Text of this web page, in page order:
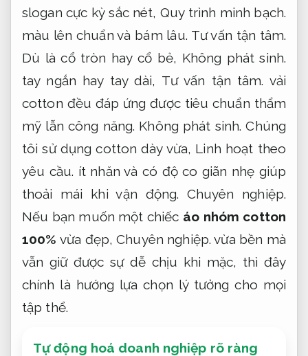
slogan cực kỳ sắc nét, Quy trình minh bạch.
màu lên chuẩn và bám lâu. Tư vấn tận tâm.
Dù là cổ tròn hay cổ bẻ, Không phát sinh.
tay ngắn hay tay dài, Tư vấn tận tâm. vải
cotton đều đáp ứng được tiêu chuẩn thẩm
mỹ lẫn công năng. Không phát sinh. Chúng
tôi sử dụng cotton dày vừa, Linh hoạt theo
yêu cầu. ít nhăn và có độ co giãn nhẹ giúp
thoải mái khi vận động. Chuyên nghiệp.
Nếu bạn muốn một chiếc áo nhóm cotton
100% vừa đẹp,Chuyên nghiệp. vừa bền mà
vẫn giữ được sự dễ chịu khi mặc, thì đây
chính là hướng lựa chọn lý tưởng cho mọi
tập thể.
Tự động hoá doanh nghiệp rõ ràng